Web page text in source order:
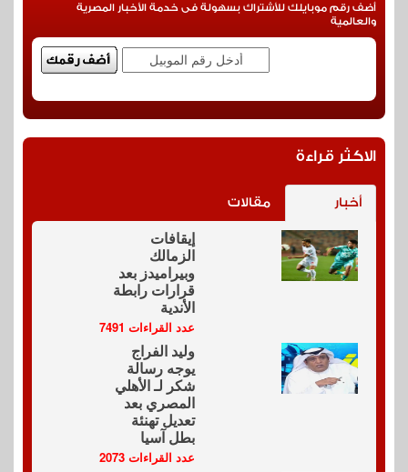
أضف رقم موبايلك للأشتراك بسهولة فى خدمة الأخبار المصرية
والعالمية
الاكثر قراءة
أخبار مقالات
إيقافات
الزمالك
وبيراميدز بعد
قرارات رابطة
الأندية
عدد القراءات 7491
وليد الفراج
يوجه رسالة
شكر لـ الأهلي
المصري بعد
تعديل تهنئة
بطل آسيا
عدد القراءات 2073